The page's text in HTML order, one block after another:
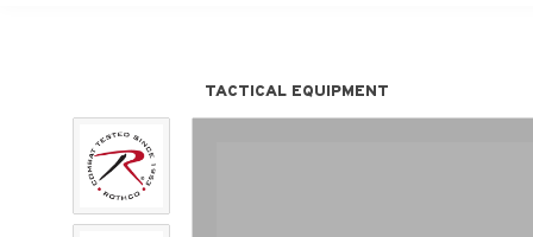
TACTICAL EQUIPMENT